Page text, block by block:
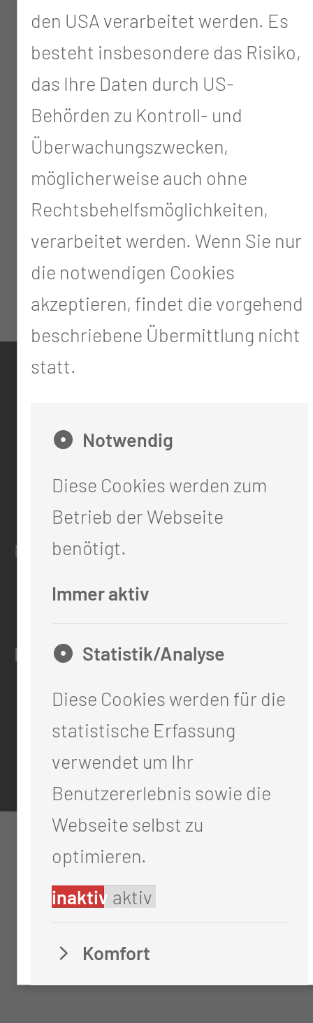
info@mul-ct.de
ADRESSE
Medizinische Universität Lausitz - Carl
03048 Cottbus
RECHTLICHES
Impressum
Datenschutz
Cookie-Einstellungen
den USA verarbeitet werden. Es
besteht insbesondere das Risiko,
das Ihre Daten durch US-
Behörden zu Kontroll- und
Überwachungszwecken,
möglicherweise auch ohne
Rechtsbehelfsmöglichkeiten,
verarbeitet werden. Wenn Sie nur
die notwendigen Cookies
akzeptieren, findet die vorgehend
beschriebene Übermittlung nicht
statt.
Notwendig
Diese Cookies werden zum
Betrieb der Webseite
benötigt.
Immer aktiv
Statistik/Analyse
Diese Cookies werden für die
statistische Erfassung
verwendet um Ihr
Benutzererlebnis sowie die
Webseite selbst zu
optimieren.
inaktiv aktiv
Komfort